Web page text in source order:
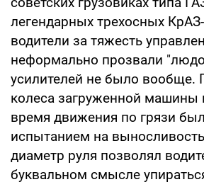
легендарных трехосных
водители за тяжесть
неформально прозвали
усилителей не было вообще.
колеса загруженной машины
время движения по грязи
испытанием на
диаметр руля позволял
буквальном смысле